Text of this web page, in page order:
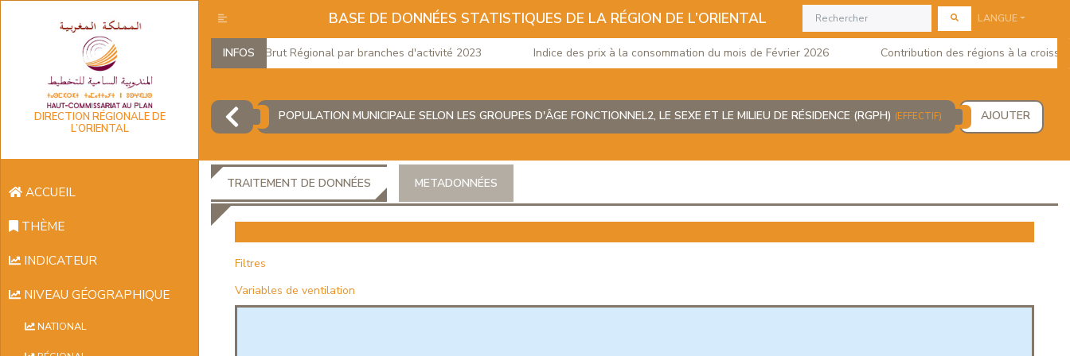
DIRECTION RÉGIONALE DE
L’ORIENTAL
ACCUEIL
THÈME
INDICATEUR
NIVEAU GÉOGRAPHIQUE
NATIONAL
BASE DE DONNÉES STATISTIQUES DE LA RÉGION DE L’ORIENTAL LANGUE
INFOS
Produit Intérieur Brut Régional par branches d'activité 2023 Indice des prix à la consommation du mois de Février 2026 Contribution des régions à la croissance
POPULATION MUNICIPALE SELON LES GROUPES D'ÂGE FONCTIONNEL2, LE SEXE ET LE MILIEU DE RÉSIDENCE (RGPH) (EFFECTIF) AJOUTER
TRAITEMENT DE DONNÉES METADONNÉES
Filtres
Variables de ventilation